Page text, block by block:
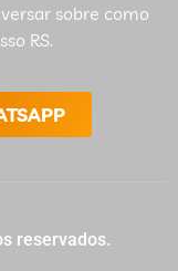
sobre como
RS.
reservados.